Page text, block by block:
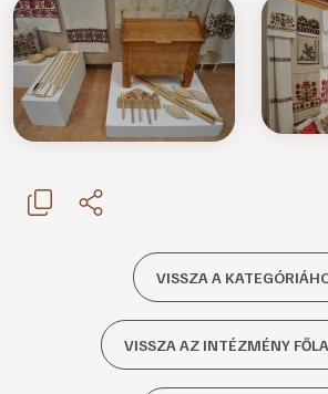
VISSZA A
VISSZA AZ INTÉZMÉNY